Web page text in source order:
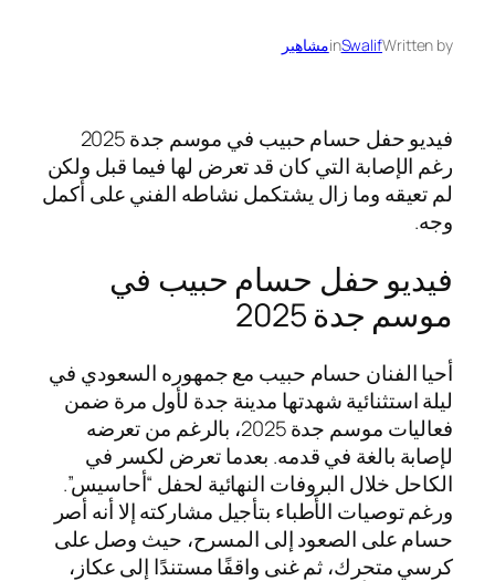
Written by
Swalif
inمشاهير
فيديو حفل حسام حبيب في موسم جدة 2025
رغم الإصابة التي كان قد تعرض لها فيما قبل ولكن
لم تعيقه وما زال يشتكمل نشاطه الفني على أكمل
وجه.
فيديو حفل حسام حبيب في
موسم جدة 2025
أحيا الفنان حسام حبيب مع جمهوره السعودي في
ليلة استثنائية شهدتها مدينة جدة لأول مرة ضمن
فعاليات موسم جدة 2025، بالرغم من تعرضه
لإصابة بالغة في قدمه. بعدما تعرض لكسر في
الكاحل خلال البروفات النهائية لحفل “أحاسيس”.
ورغم توصيات الأطباء بتأجيل مشاركته إلا أنه أصر
حسام على الصعود إلى المسرح، حيث وصل على
كرسي متحرك، ثم غنى واقفًا مستندًا إلى عكاز،